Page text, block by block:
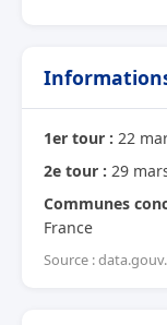
1er tour : 22
2e tour : 29
Communes
France
Source :